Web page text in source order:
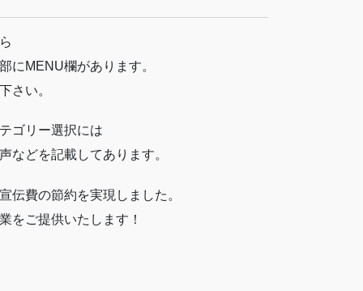
にMENU欄があります。
さい。
ゴリー選択には
などを記載してあります。
伝費の節約を実現しました。
をご提供いたします！